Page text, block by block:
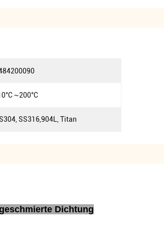
~200°C
SS316,904L, Titan
Dichtung